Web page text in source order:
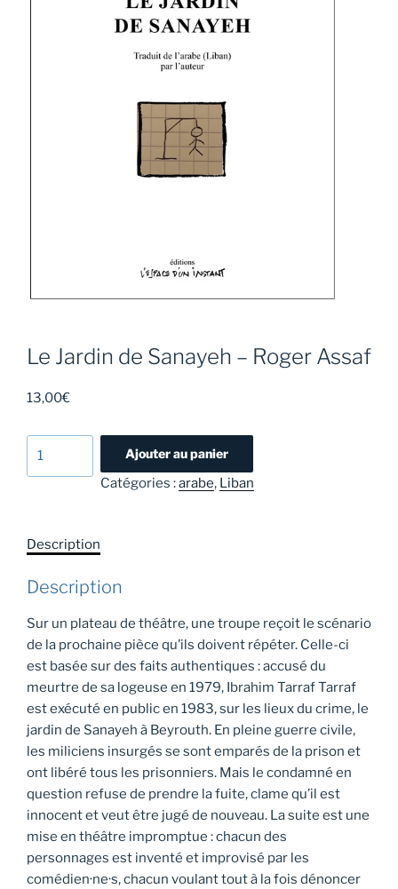
Le Jardin de Sanayeh – Roger Assaf
13,00€
Sanayeh
Roger
Assaf
Ajouter au panier
Catégories :arabe, Liban
Description
Description
Sur un plateau de théâtre, une troupe reçoit le scénario
de la prochaine pièce qu’ils doivent répéter. Celle-ci
est basée sur des faits authentiques : accusé du
meurtre de sa logeuse en 1979, Ibrahim Tarraf Tarraf
est exécuté en public en 1983, sur les lieux du crime, le
jardin de Sanayeh à Beyrouth. En pleine guerre civile,
les miliciens insurgés se sont emparés de la prison et
ont libéré tous les prisonniers. Mais le condamné en
question refuse de prendre la fuite, clame qu’il est
innocent et veut être jugé de nouveau. La suite est une
mise en théâtre impromptue : chacun des
personnages est inventé et improvisé par les
comédien·ne·s, chacun voulant tout à la fois dénoncer